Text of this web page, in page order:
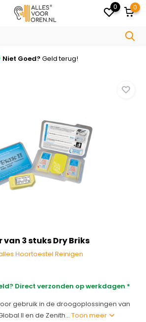
0 0
Niet Goed? Geld terug!
van 3 stuks Dry Briks
Hoortoestel Reinigen
Direct verzonden op werkdagen *
gebruik in de droogoplossingen van
II en de Zenith...Toon meer